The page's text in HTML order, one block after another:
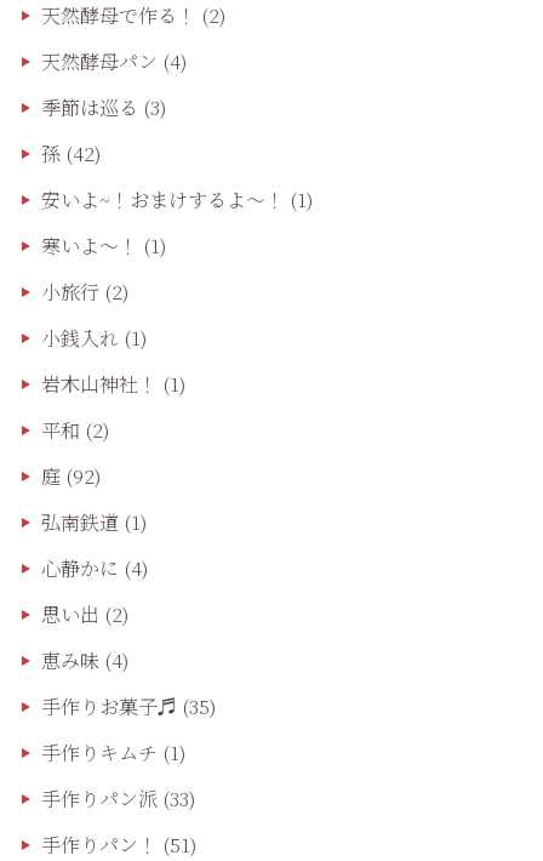
天然酵母で作る！ (2)
天然酵母パン (4)
季節は巡る (3)
孫(42)
安いよ~！おまけするよ～！ (1)
寒いよ～！ (1)
小旅行 (2)
小銭入れ (1)
岩木山神社！ (1)
平和 (2)
庭(92)
弘南鉄道 (1)
心静かに (4)
思い出 (2)
恵み味(4)
手作りお菓子♬ (35)
手作りキムチ (1)
手作りパン派 (33)
手作りパン！ (51)